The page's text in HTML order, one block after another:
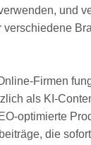
und
verschiedene
Firmen
als KI-
optimierte
die